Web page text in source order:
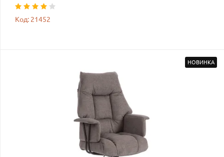
Код: 21452
НОВИНКА